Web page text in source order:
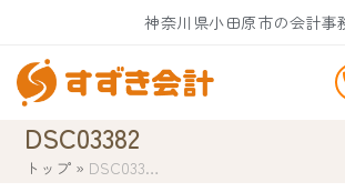
content
神奈川県小田原市の会計事
DSC03382
トップ » DSC033…